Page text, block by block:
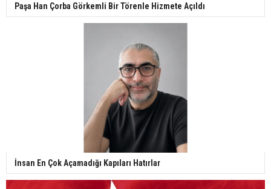
Paşa Han Çorba Görkemli Bir Törenle Hizmete Açıldı
İnsan En Çok Açamadığı Kapıları Hatırlar